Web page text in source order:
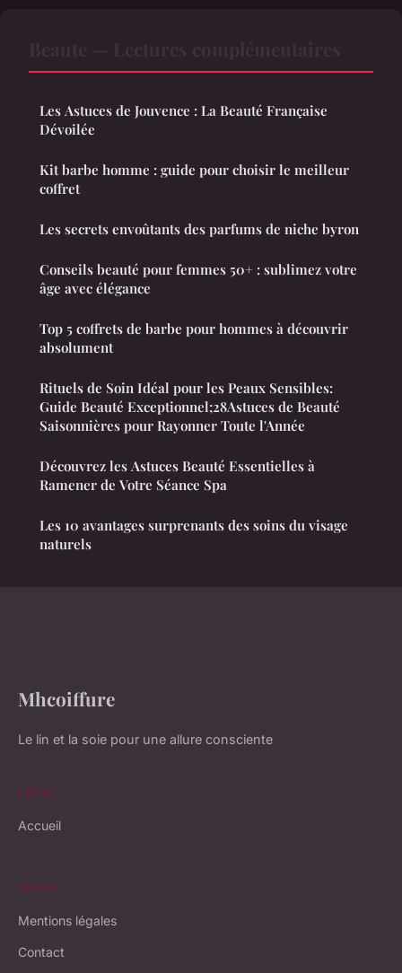
Les Astuces de Jouvence : La Beauté Française
Dévoilée
Kit barbe homme : guide pour choisir le meilleur
coffret
Les secrets envoûtants des parfums de niche byron
Conseils beauté pour femmes 50+ : sublimez votre
âge avec élégance
Top 5 coffrets de barbe pour hommes à découvrir
absolument
Rituels de Soin Idéal pour les Peaux Sensibles:
Guide Beauté Exceptionnel;28Astuces de Beauté
Saisonnières pour Rayonner Toute l'Année
Découvrez les Astuces Beauté Essentielles à
Ramener de Votre Séance Spa
Les 10 avantages surprenants des soins du visage
naturels
Mhcoiffure
Le lin et la soie pour une allure consciente
LIENS
Accueil
LÉGAL
Mentions légales
Contact